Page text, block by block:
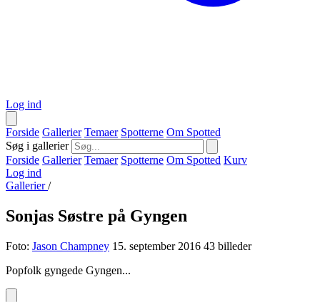
Log ind
Forside Gallerier Temaer Spotterne Om Spotted
Søg i gallerier
Forside Gallerier Temaer Spotterne Om Spotted Kurv
Log ind
Gallerier/
Sonjas Søstre på Gyngen
Foto: Jason Champney 15. september 2016 43 billeder
Popfolk gyngede Gyngen...